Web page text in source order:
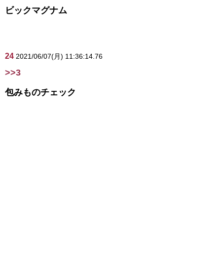
ビックマグナム
24 2021/06/07(月) 11:36:14.76
>>3
包みものチェック